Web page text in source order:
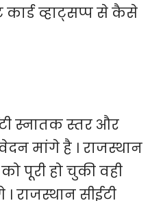
कार्ड व्हाट्सप्प से कैसे
स्नातक स्तर और
मांगे है । राजस्थान
पूरी हो चुकी वही
राजस्थान सीईटी